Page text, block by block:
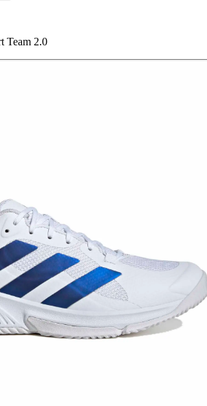
Team 2.0